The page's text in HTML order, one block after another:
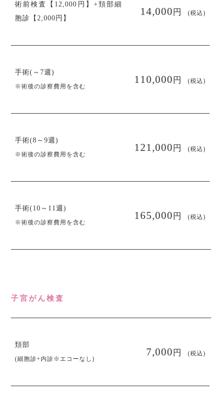
術前検査【12,000円】+頚部細
胞診【2,000円】
14,000円 (税込)
手術(～7週)
※術後の診察費用を含む
110,000円 (税込)
手術(8～9週)
※術後の診察費用を含む
121,000円 (税込)
手術(10～11週)
※術後の診察費用を含む
165,000円 (税込)
子宮がん検査
頚部
(細胞診+内診※エコーなし)
7,000円 (税込)